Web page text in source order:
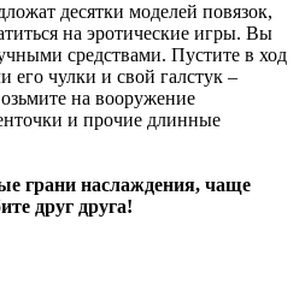
десятки моделей повязок,
на эротические игры. Вы
средствами. Пустите в ход
его чулки и свой галстук –
на вооружение
и прочие длинные
грани наслаждения, чаще
друг друга!